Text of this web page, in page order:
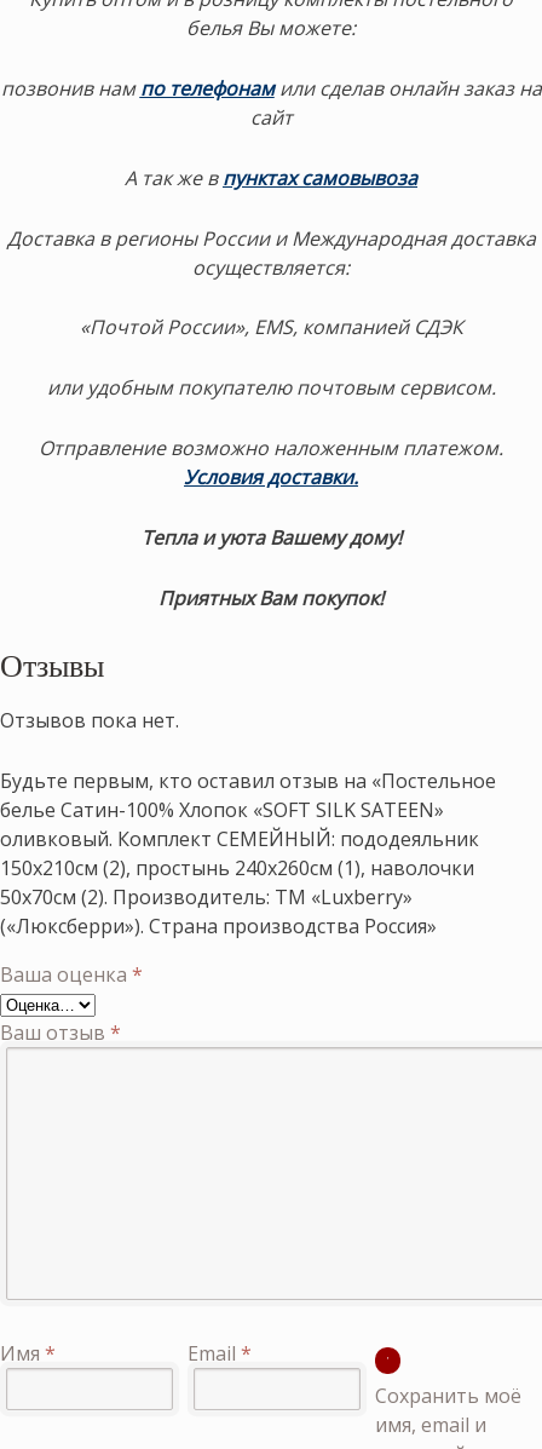
белья Вы можете:
позвонив нампо телефонам или сделав онлайн заказ на
сайт
А так же в пунктах самовывоза
Доставка в регионы России и Международная доставка
осуществляется:
«Почтой России», EMS, компанией СДЭК
или удобным покупателю почтовым сервисом.
Отправление возможно наложенным платежом.
Условия доставки.
Тепла и уюта Вашему дому!
Приятных Вам покупок!
Отзывы
Отзывов пока нет.
Будьте первым, кто оставил отзыв на «Постельное
белье Сатин-100% Хлопок «SOFT SILK SATEEN»
оливковый. Комплект СЕМЕЙНЫЙ: пододеяльник
150х210см (2), простынь 240х260см (1), наволочки
50х70см (2). Производитель: ТМ «Luxberry»
(«Люксберри»). Страна производства Россия»
Ваша оценка *
Ваш отзыв *
Имя * Email *
Сохранить моё
имя, email и